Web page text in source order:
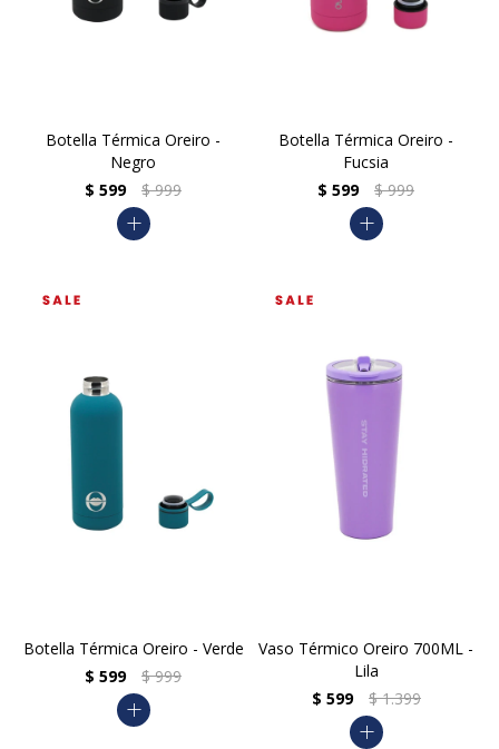
Botella Térmica Oreiro -
Negro
$ 599 $ 999
add
Botella Térmica Oreiro -
Fucsia
$ 599 $ 999
add
Botella Térmica Oreiro - Verde
$ 599 $ 999
add
Vaso Térmico Oreiro 700ML -
Lila
$ 599 $ 1.399
add